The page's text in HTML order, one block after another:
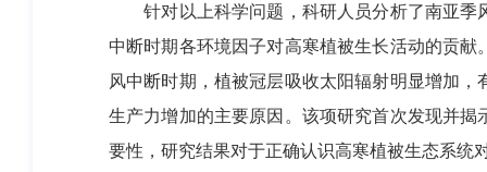
针对以上科学问题，科研人员分析了南亚季
中断时期各环境因子对高寒植被生长活动的贡
风中断时期，植被冠层吸收太阳辐射明显增加
生产力增加的主要原因。该项研究首次发现并
要性，研究结果对于正确认识高寒植被生态系统